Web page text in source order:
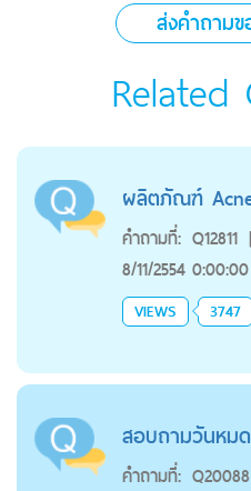
ส่งคำถาม
Related
ผลิตภัณฑ์
คำถามที่: Q12811 |
8/11/2554 0:00:00
VIEWS 3747
สอบถามวันหม
คำถามที่: Q20088